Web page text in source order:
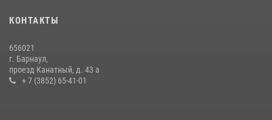
КОНТАКТЫ
656021
г. Барнаул,
проезд Канатный, д. 43 а
+ 7 (3852) 65-41-01